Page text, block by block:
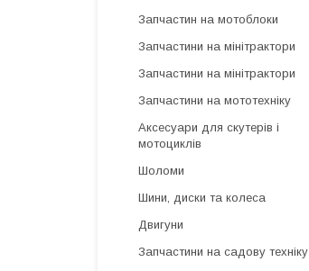
Запчастин на мотоблоки
Запчастини на мінітрактори
Запчастини на мінітрактори
Запчастини на мототехніку
Аксесуари для скутерів і
мотоциклів
Шоломи
Шини, диски та колеса
Двигуни
Запчастини на садову техніку